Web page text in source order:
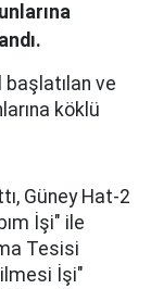
başlatılan ve
köklü
Güney Hat-2
İşi" ile
Tesisi
İşi"